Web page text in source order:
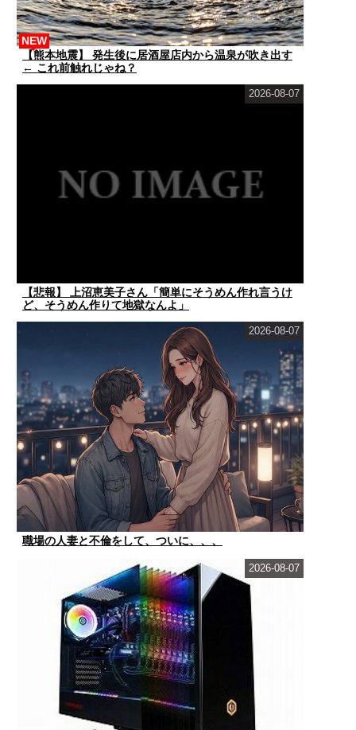
【熊本地震】 発生後に居酒屋店内から温泉が吹き出す
← これ前触れじゃね？
NEW
【悲報】 上沼恵美子さん「簡単にそうめん作れ言うけ
ど、そうめん作りて地獄なんよ」
2026-08-07
職場の人妻と不倫をして、ついに、、、
2026-08-07
2026-08-07